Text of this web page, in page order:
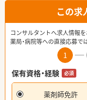
この求
コンサルタントへ求人情報
薬局・病院等への直接応募で
1
保有資格・経験
必須
薬剤師免許